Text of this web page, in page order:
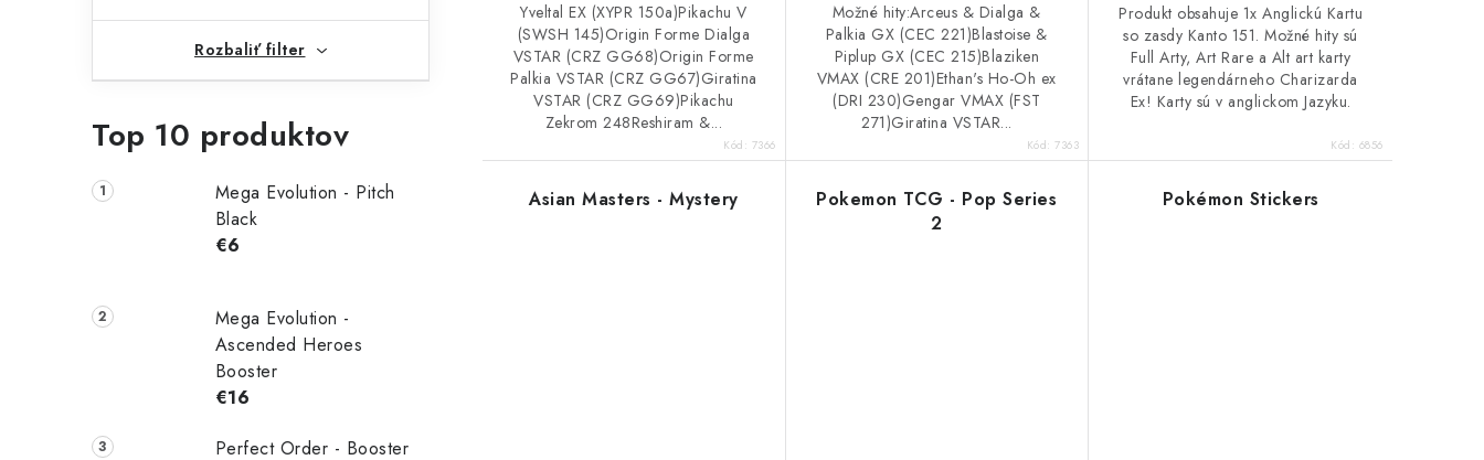
Rozbaliť filter
Top 10 produktov
Mega Evolution - Pitch
Black
€6
Mega Evolution -
Ascended Heroes
Booster
€16
Perfect Order - Booster
Yveltal EX (XYPR 150a)Pikachu V
(SWSH 145)Origin Forme Dialga
VSTAR (CRZ GG68)Origin Forme
Palkia VSTAR (CRZ GG67)Giratina
VSTAR (CRZ GG69)Pikachu
Zekrom 248Reshiram &...
Kód: 7366
Možné hity:Arceus & Dialga &
Palkia GX (CEC 221)Blastoise &
Piplup GX (CEC 215)Blaziken
VMAX (CRE 201)Ethan's Ho-Oh ex
(DRI 230)Gengar VMAX (FST
271)Giratina VSTAR...
Kód:7363
Produkt obsahuje 1x Anglickú Kartu
so zasdy Kanto 151. Možné hity sú
Full Arty, Art Rare a Alt art karty
vrátane legendárneho Charizarda
Ex! Karty sú v anglickom Jazyku.
Kód: 6856
Asian Masters - Mystery
Pokemon TCG - Pop Series
2
Pokémon Stickers